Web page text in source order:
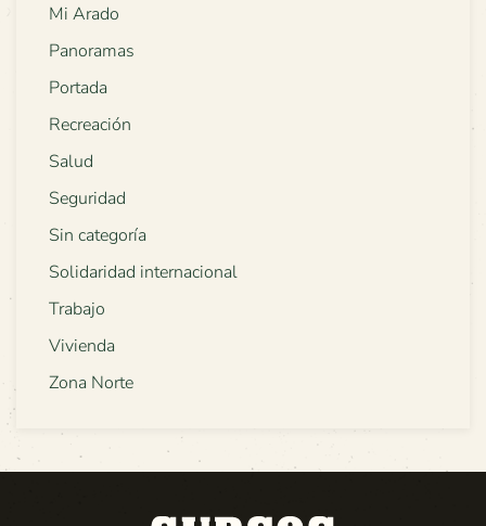
Mi Arado
Panoramas
Portada
Recreación
Salud
Seguridad
Sin categoría
Solidaridad internacional
Trabajo
Vivienda
Zona Norte